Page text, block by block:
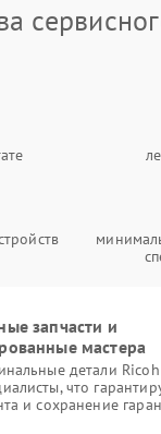
запчасти и
мастера
детали
что
и сохранение